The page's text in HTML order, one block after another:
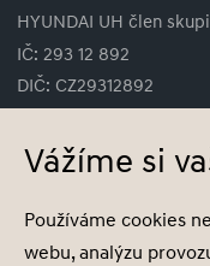
HYUNDAI UH člen
IČ: 293 12 892
DIČ: CZ29312892
Compliance Hyundai (PDF,
Vážíme si
Používáme cookies
webu, analýzu